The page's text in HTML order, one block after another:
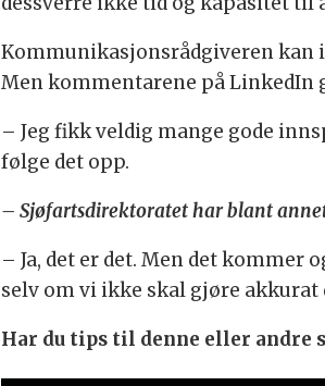
Kommunikasjonsrådgiveren kan
Men kommentarene på LinkedIn
– Jeg fikk veldig mange gode
følge det opp.
– Sjøfartsdirektoratet har blant
– Ja, det er det. Men det kommer
selv om vi ikke skal gjøre
Har du tips til denne eller andre